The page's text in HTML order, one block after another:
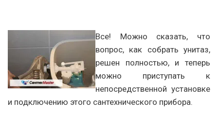
Все! Можно сказать, что
вопрос, как собрать унитаз,
решен полностью, и теперь
можно приступать к
непосредственной установке
и подключению этого сантехнического прибора.